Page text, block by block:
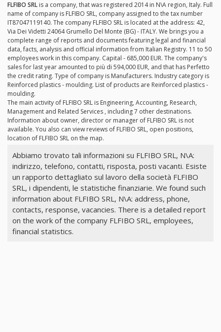
FLFIBO SRL is a company, that was registered 2014 in N\A region, Italy. Full
name of company is FLFIBO SRL, company assigned to the tax number
IT87047119140. The company FLFIBO SRL is located at the address: 42,
Via Dei Videtti 24064 Grumello Del Monte (BG) - ITALY. We brings you a
complete range of reports and documents featuring legal and financial
data, facts, analysis and official information from Italian Registry. 11 to 50
employees work in this company. Capital - 685,000 EUR. The company's
sales for last year amounted to più di 594,000 EUR, and that has Perfetto
the credit rating. Type of company is Manufacturers. Industry category is
Reinforced plastics - moulding. List of products are Reinforced plastics -
moulding.
The main activity of FLFIBO SRL is Engineering, Accounting, Research,
Management and Related Services , including 7 other destinations.
Information about owner, director or manager of FLFIBO SRL is not
available. You also can view reviews of FLFIBO SRL, open positions,
location of FLFIBO SRL on the map.
Abbiamo trovato tali informazioni su FLFIBO SRL, N\A:
indirizzo, telefono, contatti, risposta, posti vacanti. Esiste
un rapporto dettagliato sul lavoro della società FLFIBO
SRL, i dipendenti, le statistiche finanziarie. We found such
information about FLFIBO SRL, N\A: address, phone,
contacts, response, vacancies. There is a detailed report
on the work of the company FLFIBO SRL, employees,
financial statistics.